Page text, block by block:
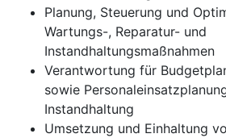
Planung, Steuerung und
Wartungs-, Reparatur- und
Instandhaltungsmaßnahmen
Verantwortung für
sowie
Instandhaltung
Umsetzung und Einhaltung